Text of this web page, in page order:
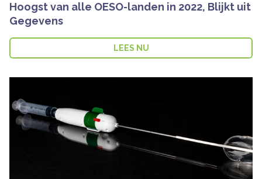
Hoogst van alle OESO-landen in 2022, Blijkt uit
Gegevens
LEES NU